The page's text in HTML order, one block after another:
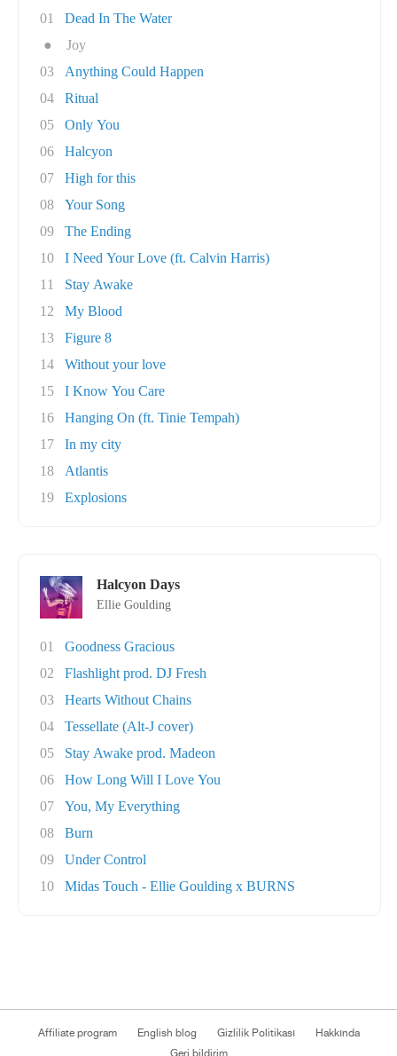
01
Dead In The Water
●
Joy
03
Anything Could Happen
04
Ritual
05
Only You
06
Halcyon
07
High for this
08
Your Song
09
The Ending
10
I Need Your Love (ft. Calvin Harris)
11
Stay Awake
12
My Blood
13
Figure 8
14
Without your love
15
I Know You Care
16
Hanging On (ft. Tinie Tempah)
17
In my city
18
Atlantis
19
Explosions
Halcyon Days
Ellie Goulding
01
Goodness Gracious
02
Flashlight prod. DJ Fresh
03
Hearts Without Chains
04
Tessellate (Alt-J cover)
05
Stay Awake prod. Madeon
06
How Long Will I Love You
07
You, My Everything
08
Burn
09
Under Control
10
Midas Touch - Ellie Goulding x BURNS
Affiliate program English blog Gizlilik Politikası
Hakkında
Geri bildirim